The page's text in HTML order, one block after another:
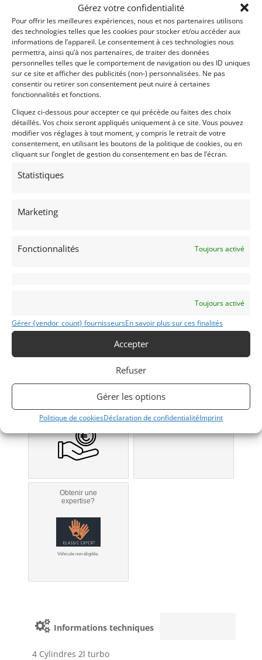
Gérez votre confidentialité
Pour offrir les meilleures expériences, nous et nos partenaires utilisons
des technologies telles que les cookies pour stocker et/ou accéder aux
informations de l’appareil. Le consentement à ces technologies nous
permettra, ainsi qu’à nos partenaires, de traiter des données
personnelles telles que le comportement de navigation ou des ID uniques
sur ce site et afficher des publicités (non-) personnalisées. Ne pas
consentir ou retirer son consentement peut nuire à certaines
fonctionnalités et fonctions.
Cliquez ci-dessous pour accepter ce qui précède ou faites des choix
détaillés. Vos choix seront appliqués uniquement à ce site. Vous pouvez
modifier vos réglages à tout moment, y compris le retrait de votre
consentement, en utilisant les boutons de la politique de cookies, ou en
cliquant sur l’onglet de gestion du consentement en bas de l’écran.
Statistiques
Marketing
Fonctionnalités Toujours activé
Toujours activé
Gérer {vendor_count} fournisseursEn savoir plus sur ces finalités
Accepter
Refuser
Gérer les options
Politique de cookiesDéclaration de confidentialitéImprint
Passeport ASN Numéro
Extrait
Passeport Technique
(3 volets)
Voir les 2 annonces de
Publié: 13 novembre 2025 (il y a 9 mois)
AUTO
GT Rallye VHRS
Grand Tourisme [GT]
J2
financement ?
d’assurance?
Véhicule non éligible.
Obtenir une
expertise?
Véhicule non éligible.
Informations techniques
4 Cylindres 2l turbo